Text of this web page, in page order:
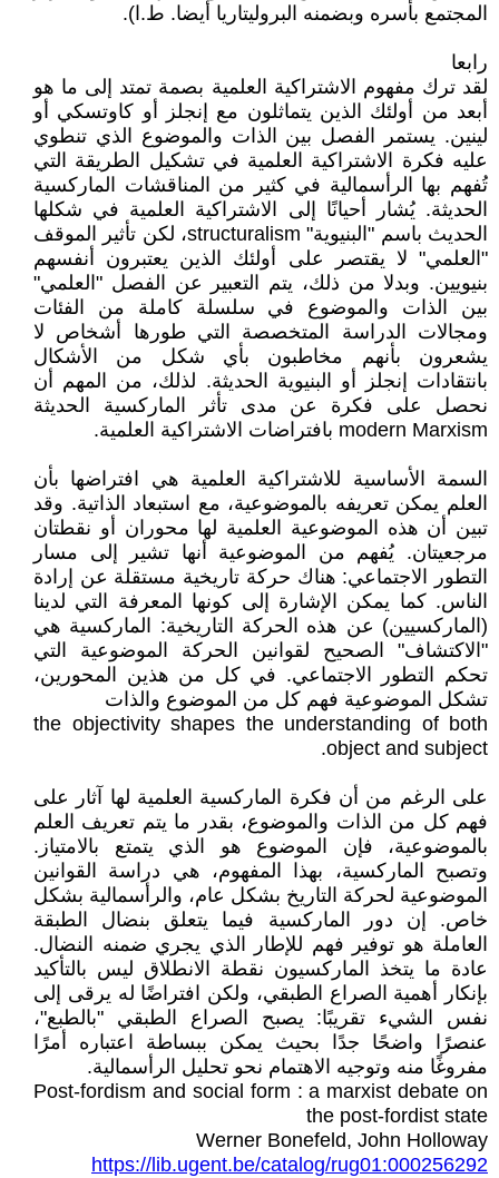
المجتمع بأسره وبضمنه البروليتاريا أيضا. ط.ا).
رابعا
لقد ترك مفهوم الاشتراكية العلمية بصمة تمتد إلى ما هو
أبعد من أولئك الذين يتماثلون مع إنجلز أو كاوتسكي أو
لينين. يستمر الفصل بين الذات والموضوع الذي تنطوي
عليه فكرة الاشتراكية العلمية في تشكيل الطريقة التي
تُفهم بها الرأسمالية في كثير من المناقشات الماركسية
الحديثة. يُشار أحيانًا إلى الاشتراكية العلمية في شكلها
الحديث باسم "البنيوية" structuralism، لكن تأثير الموقف
"العلمي" لا يقتصر على أولئك الذين يعتبرون أنفسهم
بنيويين. وبدلا من ذلك، يتم التعبير عن الفصل "العلمي"
بين الذات والموضوع في سلسلة كاملة من الفئات
ومجالات الدراسة المتخصصة التي طورها أشخاص لا
يشعرون بأنهم مخاطبون بأي شكل من الأشكال
بانتقادات إنجلز أو البنيوية الحديثة. لذلك، من المهم أن
نحصل على فكرة عن مدى تأثر الماركسية الحديثة
modern Marxism بافتراضات الاشتراكية العلمية.
السمة الأساسية للاشتراكية العلمية هي افتراضها بأن
العلم يمكن تعريفه بالموضوعية، مع استبعاد الذاتية. وقد
تبين أن هذه الموضوعية العلمية لها محوران أو نقطتان
مرجعيتان. يُفهم من الموضوعية أنها تشير إلى مسار
التطور الاجتماعي: هناك حركة تاريخية مستقلة عن إرادة
الناس. كما يمكن الإشارة إلى كونها المعرفة التي لدينا
(الماركسيين) عن هذه الحركة التاريخية: الماركسية هي
"الاكتشاف" الصحيح لقوانين الحركة الموضوعية التي
تحكم التطور الاجتماعي. في كل من هذين المحورين،
تشكل الموضوعية فهم كل من الموضوع والذات
the objectivity shapes the understanding of both
object and subject.
على الرغم من أن فكرة الماركسية العلمية لها آثار على
فهم كل من الذات والموضوع، بقدر ما يتم تعريف العلم
بالموضوعية، فإن الموضوع هو الذي يتمتع بالامتياز.
وتصبح الماركسية، بهذا المفهوم، هي دراسة القوانين
الموضوعية لحركة التاريخ بشكل عام، والرأسمالية بشكل
خاص. إن دور الماركسية فيما يتعلق بنضال الطبقة
العاملة هو توفير فهم للإطار الذي يجري ضمنه النضال.
عادة ما يتخذ الماركسيون نقطة الانطلاق ليس بالتأكيد
بإنكار أهمية الصراع الطبقي، ولكن افتراضًا له يرقى إلى
نفس الشيء تقريبًا: يصبح الصراع الطبقي "بالطبع"،
عنصرًا واضحًا جدًا بحيث يمكن ببساطة اعتباره أمرًا
مفروغًا منه وتوجيه الاهتمام نحو تحليل الرأسمالية.
Post-fordism and social form : a marxist debate on
the post-fordist state
Werner Bonefeld, John Holloway
https://lib.ugent.be/catalog/rug01:000256292